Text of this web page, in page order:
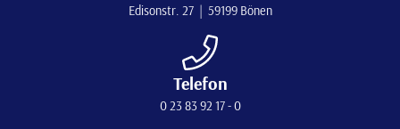
Edisonstr. 27 | 59199 Bönen
Telefon
0 23 83 92 17 - 0